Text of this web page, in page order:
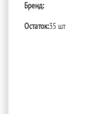
Бренд:
Остаток:35 шт